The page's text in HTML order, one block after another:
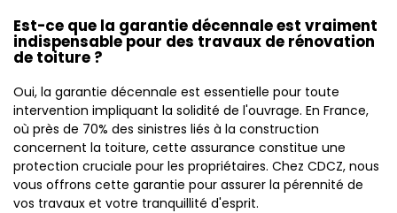
Est-ce que la garantie décennale est vraiment
indispensable pour des travaux de rénovation
de toiture ?
Oui, la garantie décennale est essentielle pour toute
intervention impliquant la solidité de l'ouvrage. En France,
où près de 70% des sinistres liés à la construction
concernent la toiture, cette assurance constitue une
protection cruciale pour les propriétaires. Chez CDCZ, nous
vous offrons cette garantie pour assurer la pérennité de
vos travaux et votre tranquillité d'esprit.